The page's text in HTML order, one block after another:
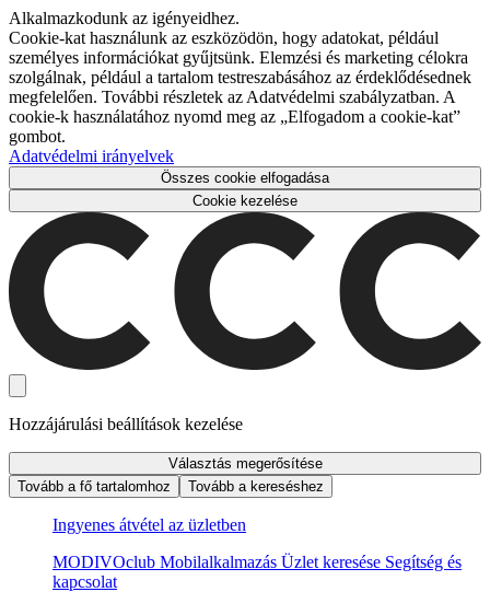
Alkalmazkodunk az igényeidhez.
Cookie-kat használunk az eszközödön, hogy adatokat, például
személyes információkat gyűjtsünk. Elemzési és marketing célokra
szolgálnak, például a tartalom testreszabásához az érdeklődésednek
megfelelően. További részletek az Adatvédelmi szabályzatban. A
cookie-k használatához nyomd meg az „Elfogadom a cookie-kat”
gombot.
Adatvédelmi irányelvek
Összes cookie elfogadása
Cookie kezelése
Hozzájárulási beállítások kezelése
Választás megerősítése
Tovább a fő tartalomhoz
Tovább a kereséshez
Ingyenes átvétel az üzletben
MODIVOclub Mobilalkalmazás Üzlet keresése Segítség és
kapcsolat